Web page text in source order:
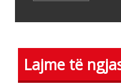
Lajme të